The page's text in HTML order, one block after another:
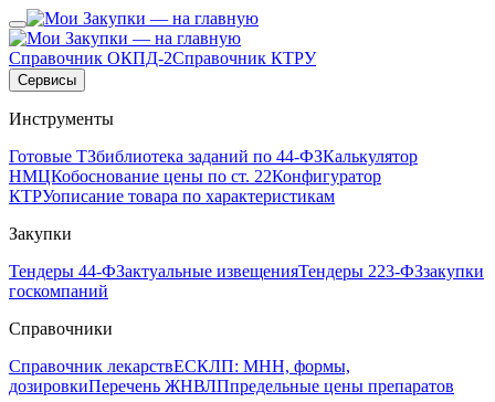
Справочник ОКПД-2Справочник КТРУ
Сервисы
Инструменты
Готовые ТЗбиблиотека заданий по 44-ФЗКалькулятор
НМЦКобоснование цены по ст. 22Конфигуратор
КТРУописание товара по характеристикам
Закупки
Тендеры 44-ФЗактуальные извещенияТендеры 223-ФЗзакупки
госкомпаний
Справочники
Справочник лекарствЕСКЛП: МНН, формы,
дозировкиПеречень ЖНВЛПпредельные цены препаратов